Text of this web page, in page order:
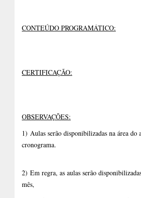
CONTEÚDO PROGRAMÁTICO:
CERTIFICAÇÃO:
OBSERVAÇÕES:
1) Aulas serão disponibilizadas na área
cronograma.
2) Em regra, as aulas serão
mês,